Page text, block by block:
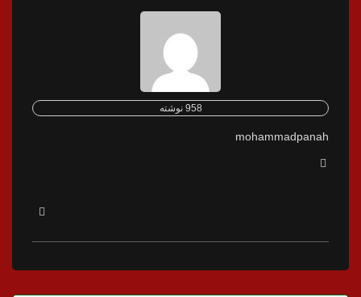
958 نوشته
mohammadpanah